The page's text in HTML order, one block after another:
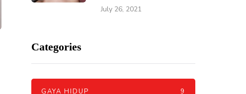
July 26, 2021
Categories
GAYA HIDUP 9